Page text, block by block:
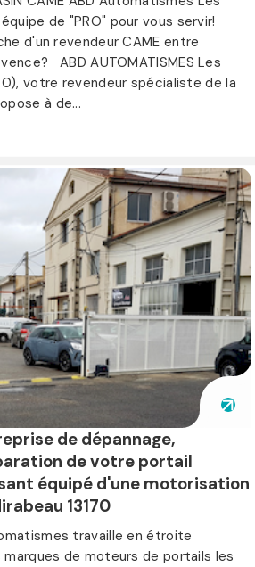
de "PRO" pour vous servir!
d'un revendeur CAME entre
ABD AUTOMATISMES Les
votre revendeur spécialiste de la
à de...
de dépannage,
de votre portail
équipé d'une motorisation
13170
travaille en étroite
de moteurs de portails les